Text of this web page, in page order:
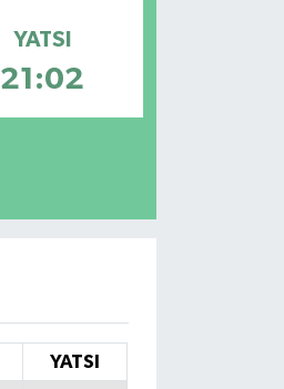
YATSI
21:02
YATSI